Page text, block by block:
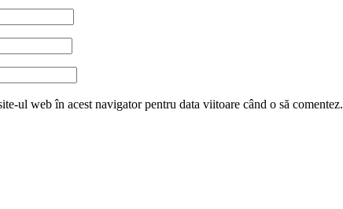
ul web în acest navigator pentru data viitoare când o să comentez.